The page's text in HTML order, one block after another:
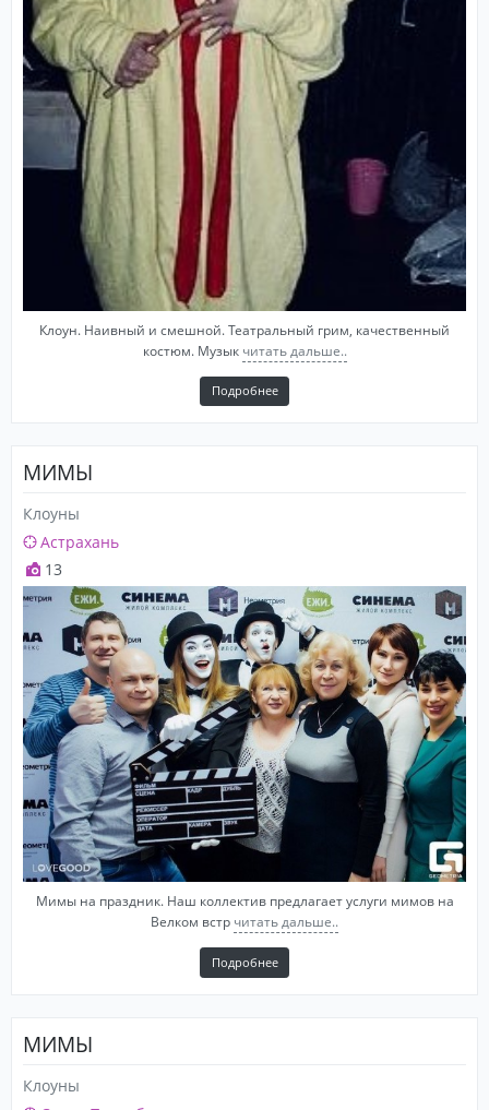
Клоун. Наивный и смешной. Театральный грим, качественный
костюм. Музык читать дальше..
Подробнее
МИМЫ
Клоуны
Астрахань
13
Мимы на праздник. Наш коллектив предлагает услуги мимов на
Велком встр читать дальше..
Подробнее
МИМЫ
Клоуны